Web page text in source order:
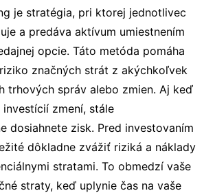
je stratégia, pri ktorej jednotlivec
a predáva aktívum umiestnením
opcie. Táto metóda pomáha
značných strát z akýchkoľvek
trhových správ alebo zmien. Aj keď
investícií zmení, stále
dosiahnete zisk. Pred investovaním
dôkladne zvážiť riziká a náklady
stratami. To obmedzí vaše
straty, keď uplynie čas na vaše